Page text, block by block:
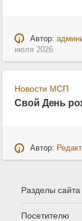
Автор:
июля 2026
Новости МСП
Свой День
Автор:
Разделы сайта
Посетителю